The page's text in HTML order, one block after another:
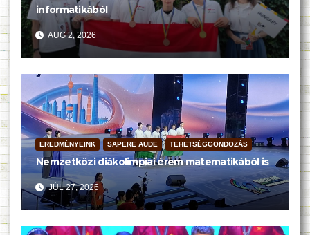
informatikából
AUG 2, 2026
EREDMÉNYEINK SAPERE AUDE TEHETSÉGGONDOZÁS
Nemzetközi diákolimpiai érem matematikából is
JÚL 27, 2026